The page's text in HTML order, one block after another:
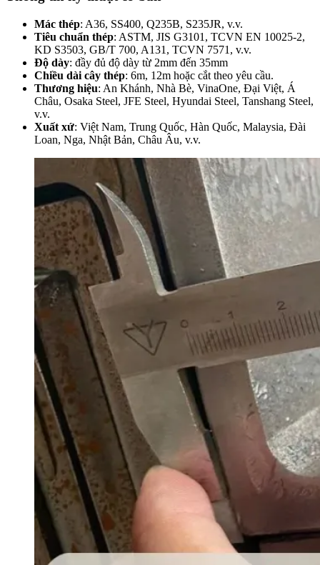
Mác thép: A36, SS400, Q235B, S235JR, v.v.
Tiêu chuẩn thép: ASTM, JIS G3101, TCVN EN 10025-2,
KD S3503, GB/T 700, A131, TCVN 7571, v.v.
Độ dày: đầy đủ độ dày từ 2mm đến 35mm
Chiều dài cây thép: 6m, 12m hoặc cắt theo yêu cầu.
Thương hiệu: An Khánh, Nhà Bè, VinaOne, Đại Việt, Á
Châu, Osaka Steel, JFE Steel, Hyundai Steel, Tanshang Steel,
v.v.
Xuất xứ: Việt Nam, Trung Quốc, Hàn Quốc, Malaysia, Đài
Loan, Nga, Nhật Bản, Châu Âu, v.v.